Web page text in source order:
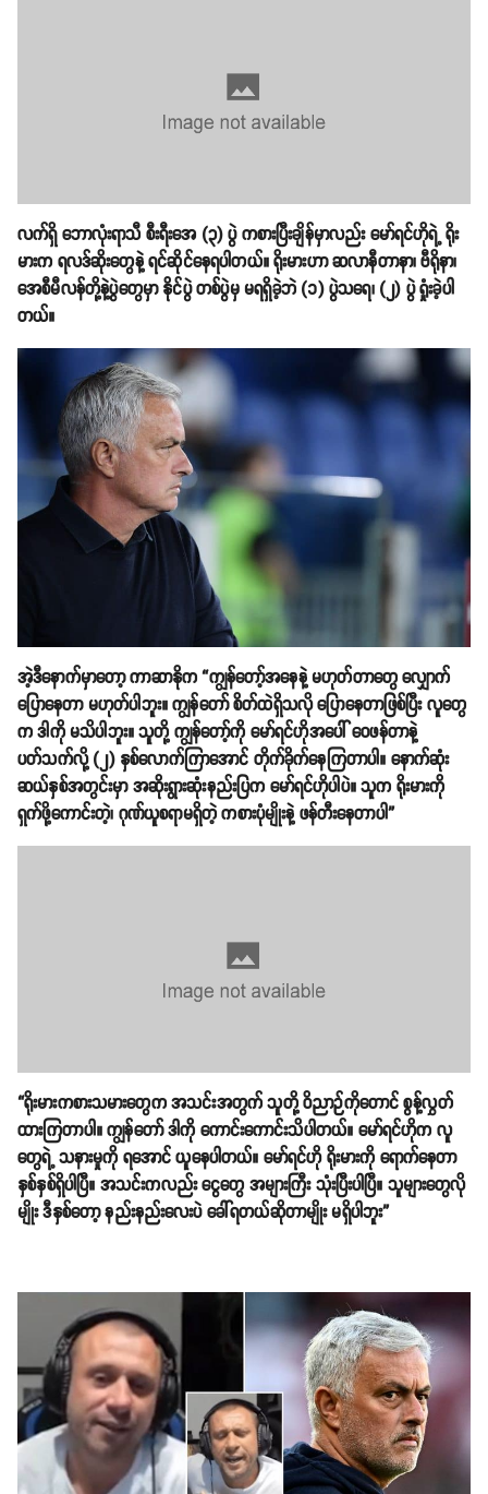
လက်ရှိ ဘောလုံးရာသီ စီးရီးအေ (၃) ပွဲ ကစားပြီးချိန်မှာလည်း မော်ရင်ဟိုရဲ့ ရိုး
မားက ရလဒ်ဆိုးတွေနဲ့ ရင်ဆိုင်နေရပါတယ်။ ‌ရိုးမားဟာ ဆလာနီတာနာ၊ ဗီရိုနာ၊
အေစီမီလန်တို့နဲ့ပွဲတွေမှာ နိုင်ပွဲ တစ်ပွဲမှ မရရှိခဲ့ဘဲ (၁) ပွဲသရေ၊ (၂) ပွဲ ရှုံးခဲ့ပါ
တယ်။
အဲ့ဒီနောက်မှာတော့ ကာဆာနိုက “ကျွန်တော့်အနေနဲ့ မဟုတ်တာတွေ လျှောက်
ပြောနေတာ မဟုတ်ပါဘူး။ ကျွန်တော် စိတ်ထဲရှိသလို ပြောနေတာဖြစ်ပြီး လူတွေ
က ဒါကို မသိပါဘူး။ သူတို့ ကျွန်တော့်ကို မော်ရင်ဟိုအပေါ် ဝေဖန်တာနဲ့
ပတ်သက်လို့ (၂) နှစ်လောက်ကြာအောင် တိုက်ခိုက်နေကြတာပါ။ နောက်ဆုံး
ဆယ်နှစ်အတွင်းမှာ အဆိုးရွားဆုံးနည်းပြက မော်ရင်ဟိုပါပဲ။ သူက ရိုးမားကို
ရှက်ဖို့ကောင်းတဲ့၊ ဂုဏ်ယူစရာမရှိတဲ့ ကစားပုံမျိုးနဲ့ ဖန်တီးနေတာပါ”
“ရိုးမားကစားသမားတွေက အသင်းအတွက် သူတို့ ဝိညာဉ်ကိုတောင် စွန့်လွှတ်
ထားကြတာပါ။ ကျွန်တော် ဒါကို ကောင်းကောင်းသိပါတယ်။ မော်ရင်ဟိုက လူ
တွေရဲ့ သနားမှုကို ရအောင် ယူနေပါတယ်။ မော်ရင်ဟို ရိုးမားကို ရောက်နေတာ
နှစ်နှစ်ရှိပါပြီ။ အသင်းကလည်း ငွေတွေ အများကြီး သုံးပြီးပါပြီ။ သူများတွေလို
မျိုး ဒီနှစ်တော့ နည်းနည်းလေးပဲ ခေါ်ရတယ်ဆိုတာမျိုး မရှိပါဘူး”